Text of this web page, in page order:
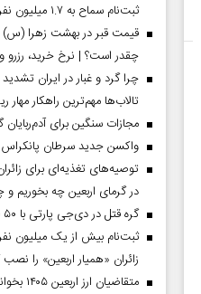
ثبت‌نام سماح به ۱.۷ میلیون نفر رسید
چقدر است؟ | نرخ خرید، رزرو
چرا گرد و غبار در ایران
تالاب‌ها مهم‌ترین راهکار مهار
مجازات سنگین برای
واکسن جدید سرطان
در گرمای اربعین چه بخوریم و
گره قتل در دی‌جی پارتی با ۵۰ قسم باز می‌شود
ثبت‌نام بیش از یک میلیون
زائران «همیار اربعین» را نصب
متقاضیان